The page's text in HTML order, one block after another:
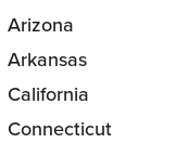
Arizona
Arkansas
California
Connecticut